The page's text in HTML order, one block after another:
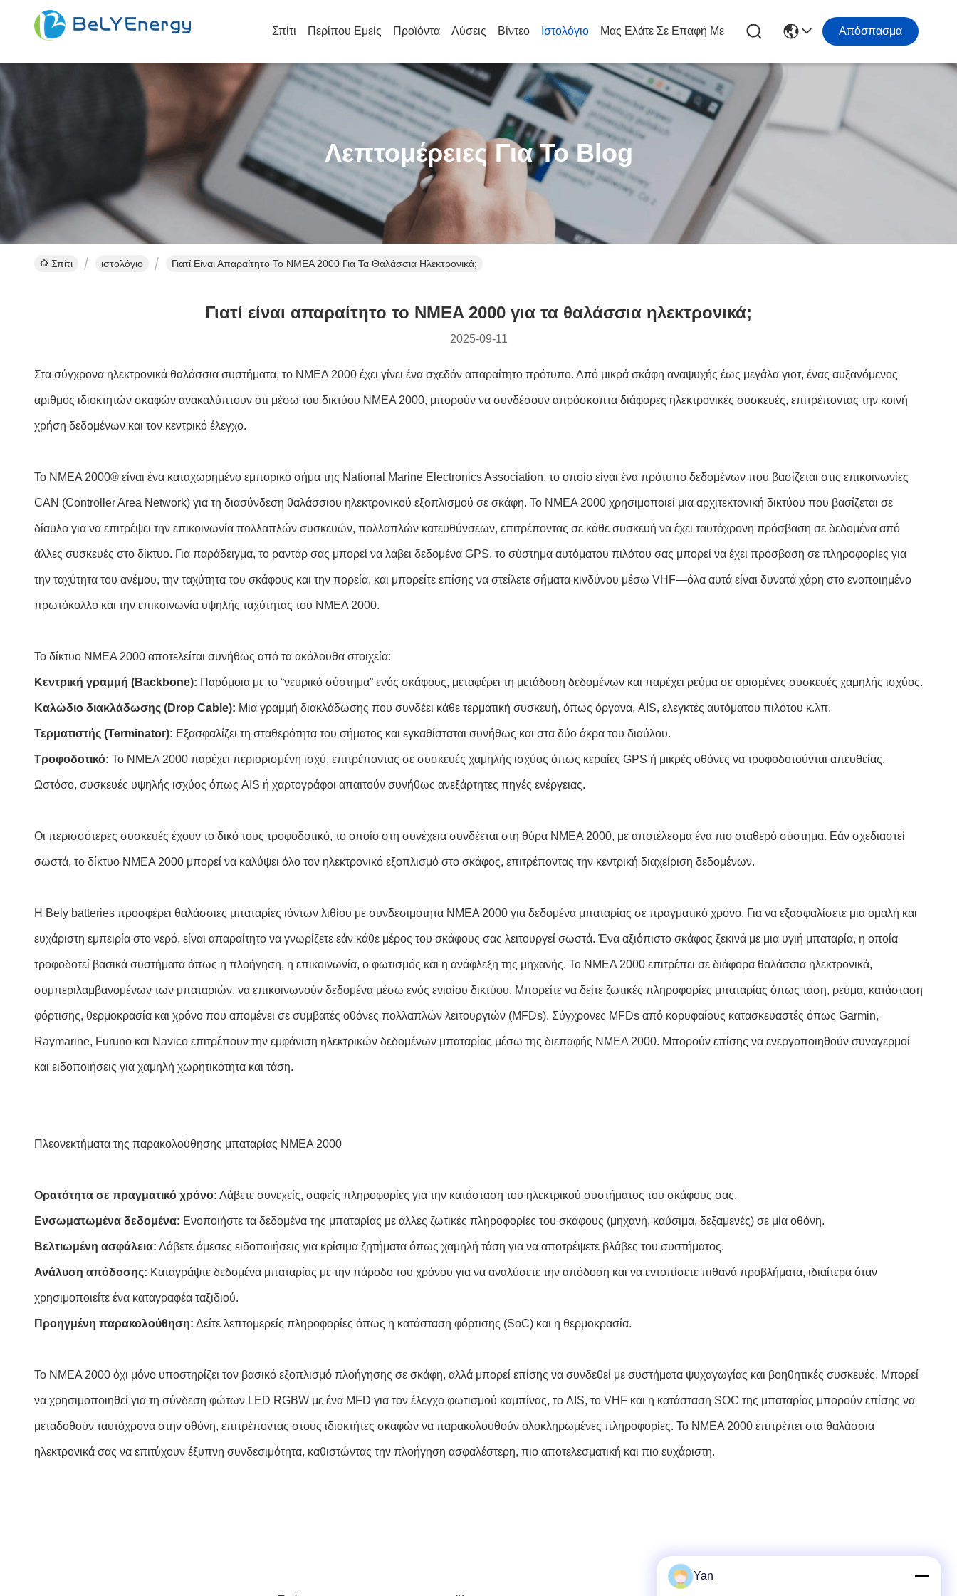
Σπίτι Περίπου Εμείς Προϊόντα Λύσεις Βίντεο Ιστολόγιο Μας Ελάτε Σε Επαφή Με Απόσπασμα
Λεπτομέρειες Για Το Blog
Σπίτι ιστολόγιο Γιατί Είναι Απαραίτητο Το NMEA 2000 Για Τα Θαλάσσια Ηλεκτρονικά;
Γιατί είναι απαραίτητο το NMEA 2000 για τα θαλάσσια ηλεκτρονικά;
2025-09-11
Στα σύγχρονα ηλεκτρονικά θαλάσσια συστήματα, το NMEA 2000 έχει γίνει ένα σχεδόν απαραίτητο πρότυπο. Από μικρά σκάφη αναψυχής έως μεγάλα γιοτ, ένας αυξανόμενος
αριθμός ιδιοκτητών σκαφών ανακαλύπτουν ότι μέσω του δικτύου NMEA 2000, μπορούν να συνδέσουν απρόσκοπτα διάφορες ηλεκτρονικές συσκευές, επιτρέποντας την κοινή
χρήση δεδομένων και τον κεντρικό έλεγχο.
Το NMEA 2000® είναι ένα καταχωρημένο εμπορικό σήμα της National Marine Electronics Association, το οποίο είναι ένα πρότυπο δεδομένων που βασίζεται στις επικοινωνίες
CAN (Controller Area Network) για τη διασύνδεση θαλάσσιου ηλεκτρονικού εξοπλισμού σε σκάφη. Το NMEA 2000 χρησιμοποιεί μια αρχιτεκτονική δικτύου που βασίζεται σε
δίαυλο για να επιτρέψει την επικοινωνία πολλαπλών συσκευών, πολλαπλών κατευθύνσεων, επιτρέποντας σε κάθε συσκευή να έχει ταυτόχρονη πρόσβαση σε δεδομένα από
άλλες συσκευές στο δίκτυο. Για παράδειγμα, το ραντάρ σας μπορεί να λάβει δεδομένα GPS, το σύστημα αυτόματου πιλότου σας μπορεί να έχει πρόσβαση σε πληροφορίες για
την ταχύτητα του ανέμου, την ταχύτητα του σκάφους και την πορεία, και μπορείτε επίσης να στείλετε σήματα κινδύνου μέσω VHF—όλα αυτά είναι δυνατά χάρη στο ενοποιημένο
πρωτόκολλο και την επικοινωνία υψηλής ταχύτητας του NMEA 2000.
Το δίκτυο NMEA 2000 αποτελείται συνήθως από τα ακόλουθα στοιχεία:
Κεντρική γραμμή (Backbone): Παρόμοια με το “νευρικό σύστημα” ενός σκάφους, μεταφέρει τη μετάδοση δεδομένων και παρέχει ρεύμα σε ορισμένες συσκευές χαμηλής ισχύος.
Καλώδιο διακλάδωσης (Drop Cable): Μια γραμμή διακλάδωσης που συνδέει κάθε τερματική συσκευή, όπως όργανα, AIS, ελεγκτές αυτόματου πιλότου κ.λπ.
Τερματιστής (Terminator): Εξασφαλίζει τη σταθερότητα του σήματος και εγκαθίσταται συνήθως και στα δύο άκρα του διαύλου.
Τροφοδοτικό: Το NMEA 2000 παρέχει περιορισμένη ισχύ, επιτρέποντας σε συσκευές χαμηλής ισχύος όπως κεραίες GPS ή μικρές οθόνες να τροφοδοτούνται απευθείας.
Ωστόσο, συσκευές υψηλής ισχύος όπως AIS ή χαρτογράφοι απαιτούν συνήθως ανεξάρτητες πηγές ενέργειας.
Οι περισσότερες συσκευές έχουν το δικό τους τροφοδοτικό, το οποίο στη συνέχεια συνδέεται στη θύρα NMEA 2000, με αποτέλεσμα ένα πιο σταθερό σύστημα. Εάν σχεδιαστεί
σωστά, το δίκτυο NMEA 2000 μπορεί να καλύψει όλο τον ηλεκτρονικό εξοπλισμό στο σκάφος, επιτρέποντας την κεντρική διαχείριση δεδομένων.
Η Bely batteries προσφέρει θαλάσσιες μπαταρίες ιόντων λιθίου με συνδεσιμότητα NMEA 2000 για δεδομένα μπαταρίας σε πραγματικό χρόνο. Για να εξασφαλίσετε μια ομαλή και
ευχάριστη εμπειρία στο νερό, είναι απαραίτητο να γνωρίζετε εάν κάθε μέρος του σκάφους σας λειτουργεί σωστά. Ένα αξιόπιστο σκάφος ξεκινά με μια υγιή μπαταρία, η οποία
τροφοδοτεί βασικά συστήματα όπως η πλοήγηση, η επικοινωνία, ο φωτισμός και η ανάφλεξη της μηχανής. Το NMEA 2000 επιτρέπει σε διάφορα θαλάσσια ηλεκτρονικά,
συμπεριλαμβανομένων των μπαταριών, να επικοινωνούν δεδομένα μέσω ενός ενιαίου δικτύου. Μπορείτε να δείτε ζωτικές πληροφορίες μπαταρίας όπως τάση, ρεύμα, κατάσταση
φόρτισης, θερμοκρασία και χρόνο που απομένει σε συμβατές οθόνες πολλαπλών λειτουργιών (MFDs). Σύγχρονες MFDs από κορυφαίους κατασκευαστές όπως Garmin,
Raymarine, Furuno και Navico επιτρέπουν την εμφάνιση ηλεκτρικών δεδομένων μπαταρίας μέσω της διεπαφής NMEA 2000. Μπορούν επίσης να ενεργοποιηθούν συναγερμοί
και ειδοποιήσεις για χαμηλή χωρητικότητα και τάση.
Πλεονεκτήματα της παρακολούθησης μπαταρίας NMEA 2000
Ορατότητα σε πραγματικό χρόνο: Λάβετε συνεχείς, σαφείς πληροφορίες για την κατάσταση του ηλεκτρικού συστήματος του σκάφους σας.
Ενσωματωμένα δεδομένα: Ενοποιήστε τα δεδομένα της μπαταρίας με άλλες ζωτικές πληροφορίες του σκάφους (μηχανή, καύσιμα, δεξαμενές) σε μία οθόνη.
Βελτιωμένη ασφάλεια: Λάβετε άμεσες ειδοποιήσεις για κρίσιμα ζητήματα όπως χαμηλή τάση για να αποτρέψετε βλάβες του συστήματος.
Ανάλυση απόδοσης: Καταγράψτε δεδομένα μπαταρίας με την πάροδο του χρόνου για να αναλύσετε την απόδοση και να εντοπίσετε πιθανά προβλήματα, ιδιαίτερα όταν
χρησιμοποιείτε ένα καταγραφέα ταξιδιού.
Προηγμένη παρακολούθηση: Δείτε λεπτομερείς πληροφορίες όπως η κατάσταση φόρτισης (SoC) και η θερμοκρασία.
Το NMEA 2000 όχι μόνο υποστηρίζει τον βασικό εξοπλισμό πλοήγησης σε σκάφη, αλλά μπορεί επίσης να συνδεθεί με συστήματα ψυχαγωγίας και βοηθητικές συσκευές. Μπορεί
να χρησιμοποιηθεί για τη σύνδεση φώτων LED RGBW με ένα MFD για τον έλεγχο φωτισμού καμπίνας, το AIS, το VHF και η κατάσταση SOC της μπαταρίας μπορούν επίσης να
μεταδοθούν ταυτόχρονα στην οθόνη, επιτρέποντας στους ιδιοκτήτες σκαφών να παρακολουθούν ολοκληρωμένες πληροφορίες. Το NMEA 2000 επιτρέπει στα θαλάσσια
ηλεκτρονικά σας να επιτύχουν έξυπνη συνδεσιμότητα, καθιστώντας την πλοήγηση ασφαλέστερη, πιο αποτελεσματική και πιο ευχάριστη.
Yan